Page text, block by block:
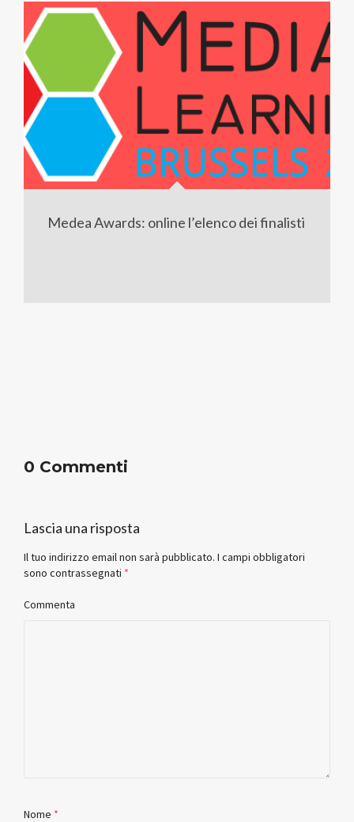
Medea Awards: online l’elenco dei finalisti
0 Commenti
Lascia una risposta
Il tuo indirizzo email non sarà pubblicato. I campi obbligatori
sono contrassegnati *
Commenta
Nome *